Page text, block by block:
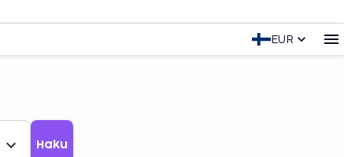
EUR
Haku